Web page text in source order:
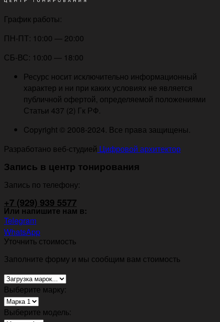
График работы:
ПН-ПТ: 10:00 — 20:00
СБ-ВС: 10:00 — 18:00
Ресурс носит исключительно информационный
характер и ни при каких условиях не является
публичной офертой, определяемой положениями
Статьи 437 (2) Гк РФ.
Copyright © 2008-2024. Все права защищены.
Разработано веб-студией Цифровой архитектор
Запись в центр тонирования
Запись по телефону:
+7 (929) 939 5577
Или напишите нам в:
Telegram
WhatsApp
Уточнить стоимость
Заполните форму и мы сообщим вам стоимость
Выберите марку:
Выберите модель: